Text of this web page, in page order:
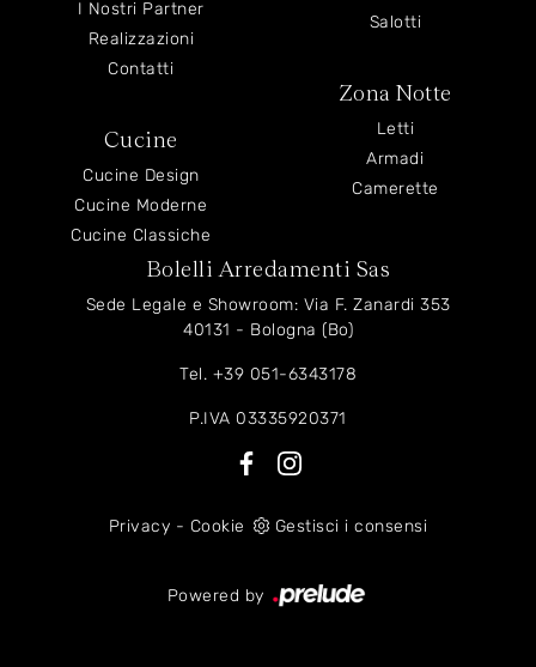
I Nostri Partner
Realizzazioni
Contatti
Cucine
Cucine Design
Cucine Moderne
Cucine Classiche
Salotti
Zona Notte
Letti
Armadi
Camerette
Bolelli Arredamenti Sas
Sede Legale e Showroom: Via F. Zanardi 353
40131 - Bologna (Bo)
Tel. +39 051-6343178
P.IVA 03335920371
Privacy - Cookie Gestisci i consensi
Powered by